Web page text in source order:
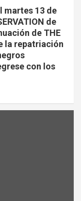
martes 13 de
de
de THE
la repatriación
con los